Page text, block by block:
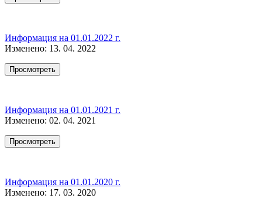
Информация на 01.01.2022 г.
Изменено: 13. 04. 2022
Просмотреть
Информация на 01.01.2021 г.
Изменено: 02. 04. 2021
Просмотреть
Информация на 01.01.2020 г.
Изменено: 17. 03. 2020